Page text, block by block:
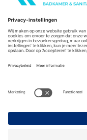
* Bestellingen geplaatst in het
Cookies
Algemene